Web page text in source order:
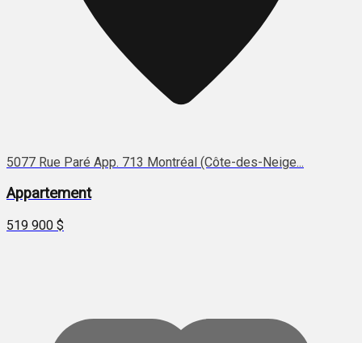
5077 Rue Paré App. 713 Montréal (Côte-des-Neige...
Appartement
519 900 $